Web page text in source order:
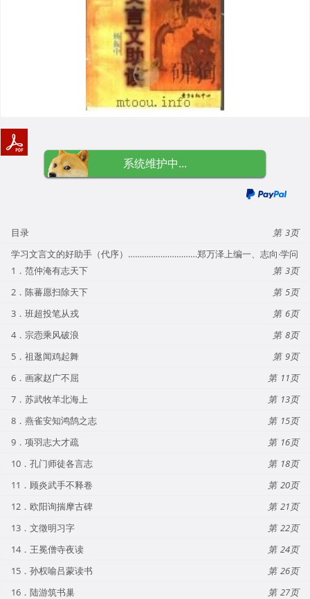
系统维护中...
目录
3
学习文言文的好助手（代序）…………………………郑万泽上编一、志向·学问
1．范仲淹有志天下
3
2．陈蕃愿扫除天下
5
3．班超投笔从戎
6
4．宗悫乘风破浪
8
5．祖逖闻鸡起舞
9
6．画家赵广不屈
11
7．苏武牧羊北海上
13
8．燕雀安知鸿鹄之志
15
9．项羽志大才疏
16
10．孔门师徒各言志
18
11．顾炎武手不释卷
20
12．欧阳询揣摩古碑
21
13．文徵明习字
22
14．王冕僧寺夜读
24
15．孙权喻吕蒙读书
26
16．陆游筑书巢
27